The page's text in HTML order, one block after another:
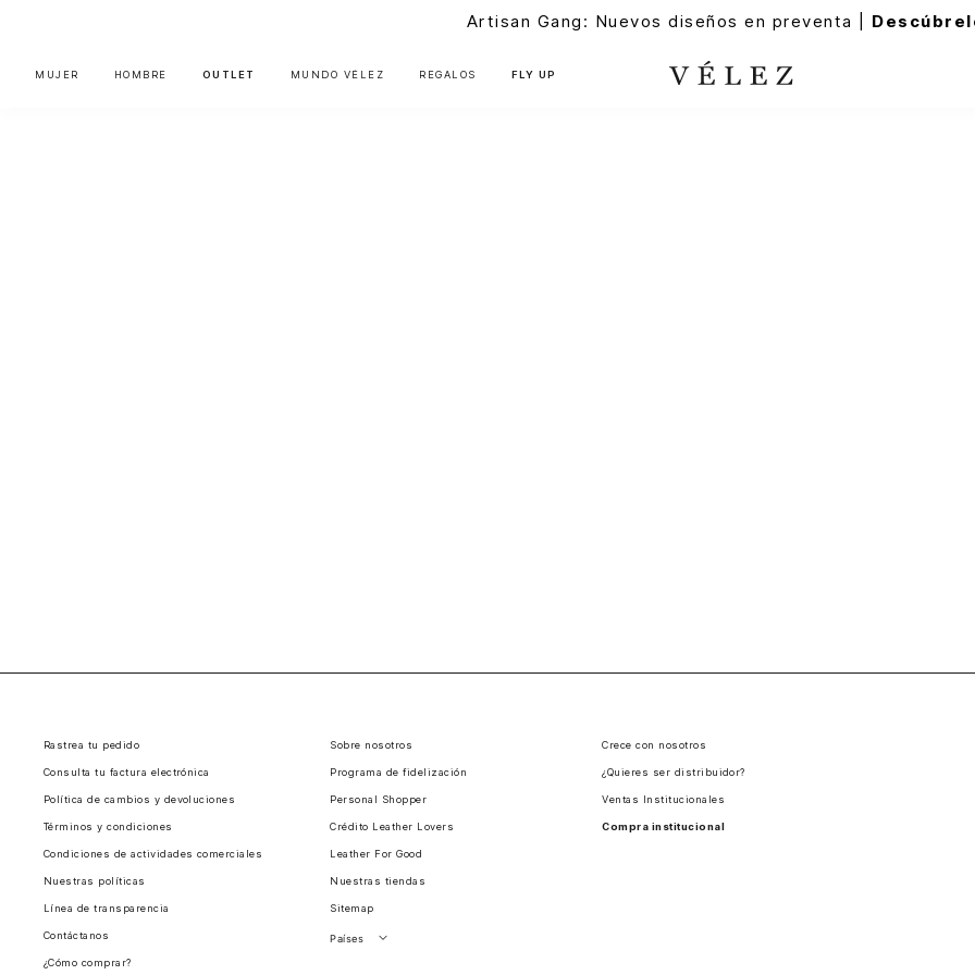
Artisan Gang: Nuevos diseños en preventa |
MUJER HOMBRE OUTLET MUNDO VÉLEZ REGALOS FLY UP
Rastrea tu pedido
Consulta tu factura electrónica
Política de cambios y devoluciones
Términos y condiciones
Condiciones de actividades comerciales
Nuestras políticas
Línea de transparencia
Contáctanos
¿Cómo comprar?
Sobre nosotros
Programa de fidelización
Personal Shopper
Crédito Leather Lovers
Leather For Good
Nuestras tiendas
Sitemap
Países
Crece con nosotros
¿Quieres ser distribuidor?
Ventas Institucionales
Compra institucional